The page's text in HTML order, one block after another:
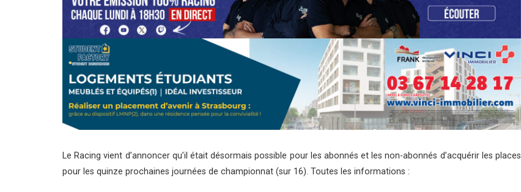
Le Racing vient d’annoncer qu’il était désormais possible pour les abonnés et les non-abonnés d’acquérir les places
pour les quinze prochaines journées de championnat (sur 16). Toutes les informations :